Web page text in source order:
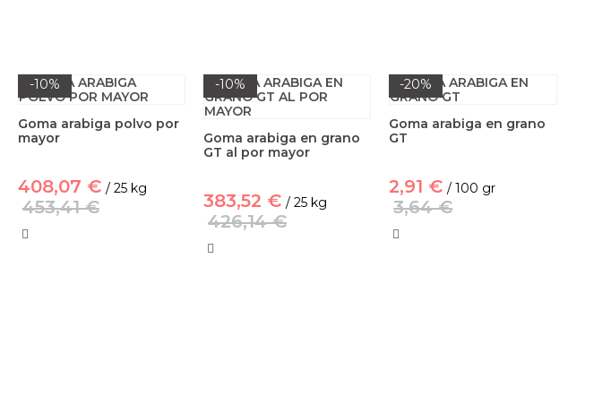
-10%
Goma arabiga polvo por
mayor
408,07 € / 25 kg
453,41 €
-10%
Goma arabiga en grano
GT al por mayor
383,52 € / 25 kg
426,14 €
-20%
Goma arabiga en grano
GT
2,91 € / 100 gr
3,64 €